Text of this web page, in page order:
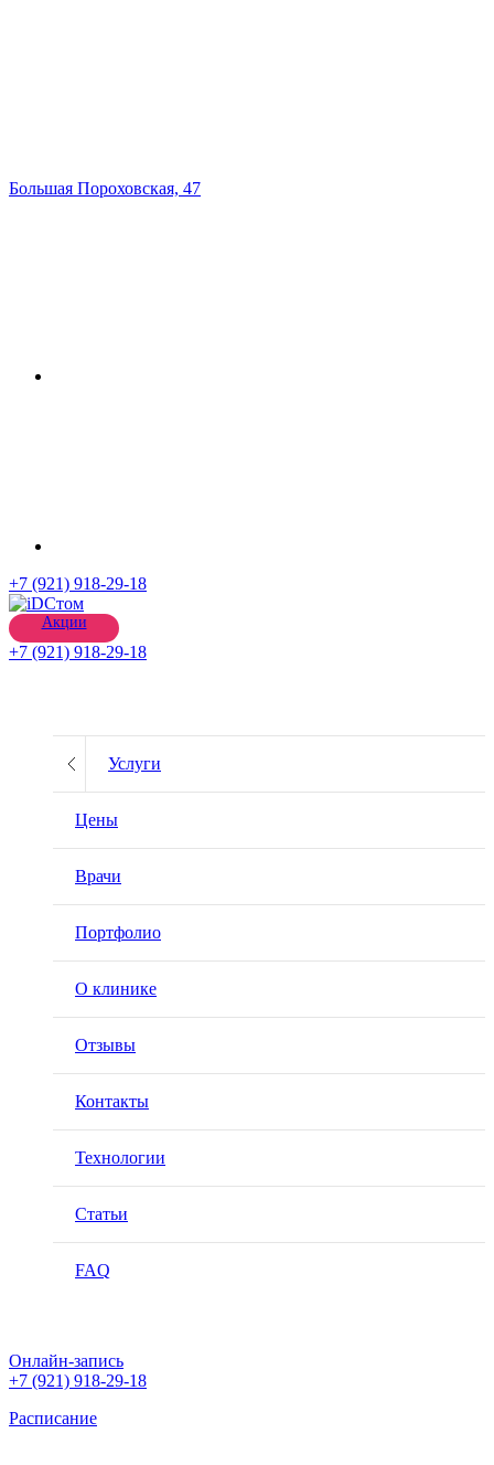
Большая Пороховская, 47
+7 (921) 918-29-18
Акции
+7 (921) 918-29-18
Услуги
Лечение зубов и десен
Хирургия
Консультация и диагностика
Протезирование
Импантация зубов
Эстетическая стоматология
Цены
Врачи
Портфолио
О клинике
Отзывы
Контакты
Технологии
Статьи
FAQ
Онлайн-запись
+7 (921) 918-29-18
Расписание